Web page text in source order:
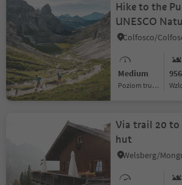
Hike to the
UNESCO
Medium
Poziom trudności
Via trail 20 to
hut